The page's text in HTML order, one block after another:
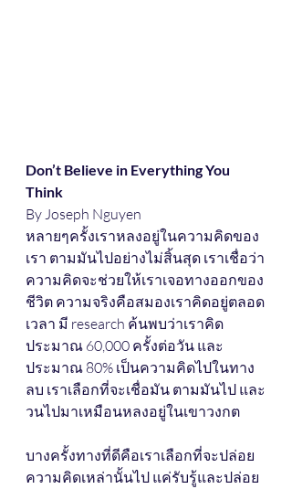
Don’t Believe in Everything You
Think
By Joseph Nguyen
หลายๆครั้งเราหลงอยู่ในความคิดของ
เรา ตามมันไปอย่างไม่สิ้นสุด เราเชื่อว่า
ความคิดจะช่วยให้เราเจอทางออกของ
ชีวิต ความจริงคือสมองเราคิดอยู่ตลอด
เวลา มี research ค้นพบว่าเราคิด
ประมาณ 60,000 ครั้งต่อวัน และ
ประมาณ 80% เป็นความคิดไปในทาง
ลบ เราเลือกที่จะเชื่อมัน ตามมันไป และ
วนไปมาเหมือนหลงอยู่ในเขาวงกต
บางครั้งทางที่ดีคือเราเลือกที่จะปล่อย
ความคิดเหล่านั้นไป แค่รับรู้และปล่อย